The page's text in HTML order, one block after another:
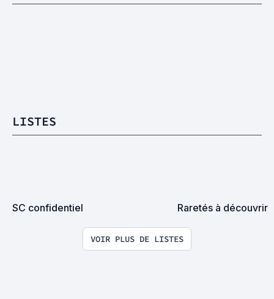
LISTES
SC confidentiel Raretés à découvrir
VOIR PLUS DE LISTES